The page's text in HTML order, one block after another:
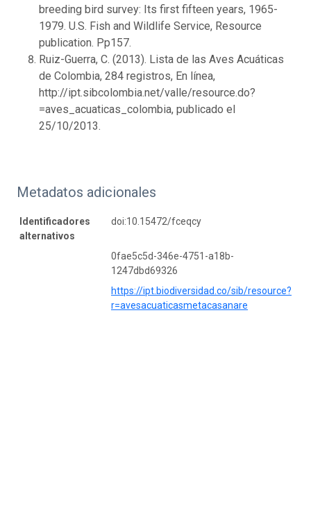
breeding bird survey: Its first fifteen years, 1965-
1979. U.S. Fish and Wildlife Service, Resource
publication. Pp157.
Ruiz-Guerra, C. (2013). Lista de las Aves Acuáticas
de Colombia, 284 registros, En línea,
http://ipt.sibcolombia.net/valle/resource.do?
=aves_acuaticas_colombia, publicado el
25/10/2013.
Metadatos adicionales
Identificadores
alternativos
doi:10.15472/fceqcy
0fae5c5d-346e-4751-a18b-
1247dbd69326
https://ipt.biodiversidad.co/sib/resource?
r=avesacuaticasmetacasanare